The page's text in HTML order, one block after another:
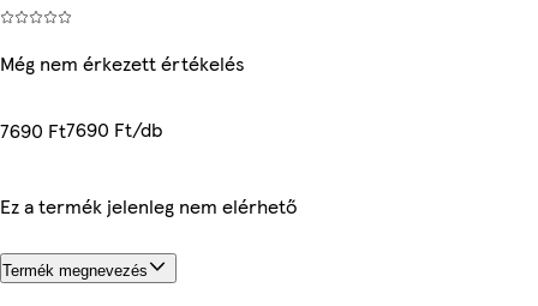
Még nem érkezett értékelés
7690 Ft7690 Ft/db
Ez a termék jelenleg nem elérhető
Termék megnevezés